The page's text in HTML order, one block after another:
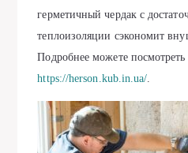
герметичный чердак с
теплоизоляции сэкономит
Подробнее можете посмотреть
https://herson.kub.in.ua/.